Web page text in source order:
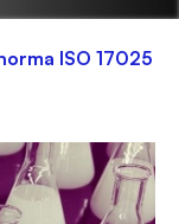
ISO 17025